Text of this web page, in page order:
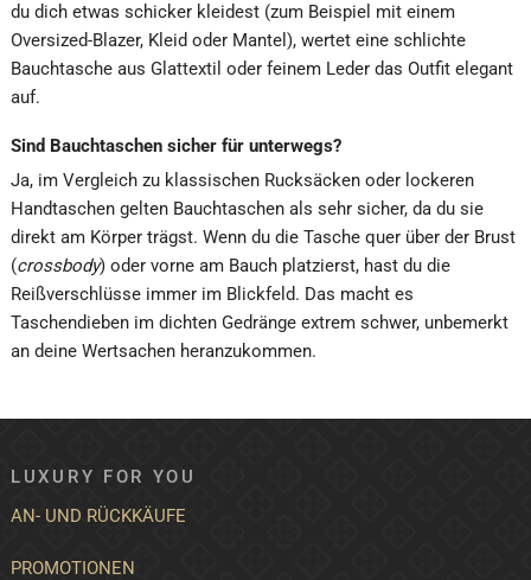
du dich etwas schicker kleidest (zum Beispiel mit einem
Oversized-Blazer, Kleid oder Mantel), wertet eine schlichte
Bauchtasche aus Glattextil oder feinem Leder das Outfit elegant
auf.
Sind Bauchtaschen sicher für unterwegs?
Ja, im Vergleich zu klassischen Rucksäcken oder lockeren
Handtaschen gelten Bauchtaschen als sehr sicher, da du sie
direkt am Körper trägst. Wenn du die Tasche quer über der Brust
(crossbody) oder vorne am Bauch platzierst, hast du die
Reißverschlüsse immer im Blickfeld. Das macht es
Taschendieben im dichten Gedränge extrem schwer, unbemerkt
an deine Wertsachen heranzukommen.
LUXURY FOR YOU
AN- UND RÜCKKÄUFE
PROMOTIONEN